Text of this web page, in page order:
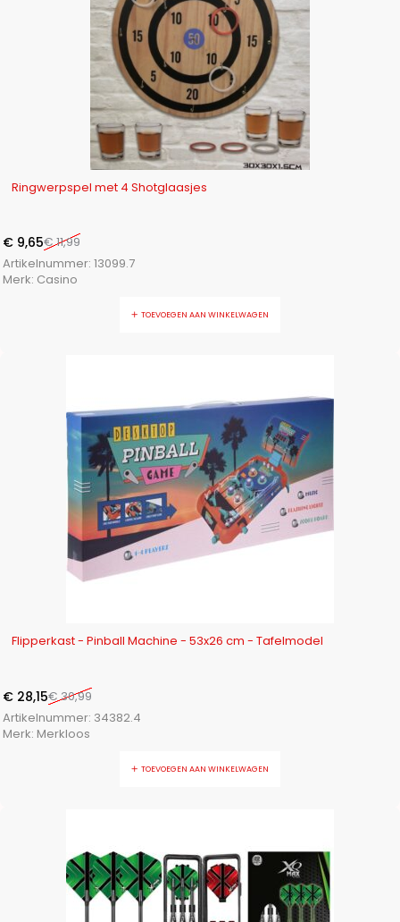
Ringwerpspel met 4 Shotglaasjes
€11,99
€ 9,65
Artikelnummer: 13099.7
Merk: Casino
TOEVOEGEN AAN WINKELWAGEN
-9%
Flipperkast - Pinball Machine - 53x26 cm - Tafelmodel
€30,99
€ 28,15
Artikelnummer: 34382.4
Merk: Merkloos
TOEVOEGEN AAN WINKELWAGEN